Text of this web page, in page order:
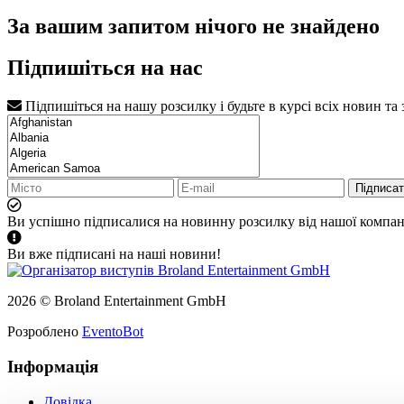
За вашим запитом нічого не знайдено
Підпишіться на нас
Підпишіться на нашу розсилку і будьте в курсі всіх новин
Ви успішно підписалися на новинну розсилку від нашої
Ви вже підписані на наші новини!
2026 © Broland Entertainment GmbH
Розроблено EventoBot
Інформація